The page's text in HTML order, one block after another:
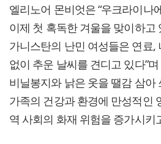
엘리노어 몬비엇은 “우크라이나
이제 첫 혹독한 겨울을 맞이하고
가니스탄의 난민 여성들은 연료,
없이 추운 날씨를 견디고 있다”
비닐봉지와 낡은 옷을 땔감 삼아
가족의 건강과 환경에 만성적인
역 사회의 화재 위험을 증가시키